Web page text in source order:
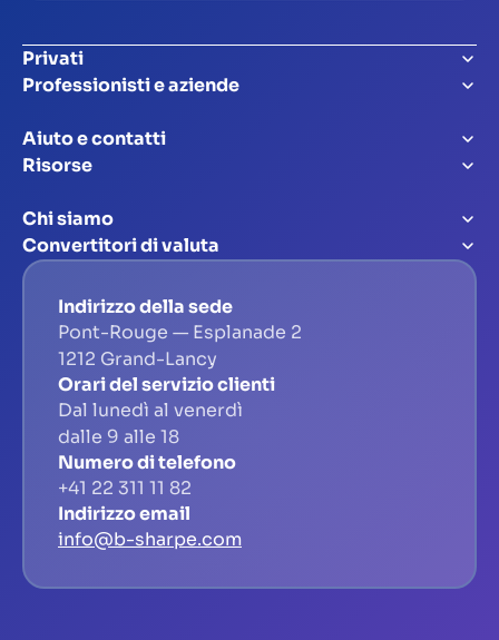
mail
Privati
Professionisti e aziende
Aiuto e contatti
Risorse
Chi siamo
Convertitori di valuta
Indirizzo della sede
Pont-Rouge — Esplanade 2
1212 Grand-Lancy
Orari del servizio clienti
Dal lunedì al venerdì
dalle 9 alle 18
Numero di telefono
+41 22 311 11 82
Indirizzo email
info@b-sharpe.com